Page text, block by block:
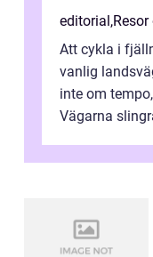
editorial,
Att cykla i
vanlig
inte om
Vägarna